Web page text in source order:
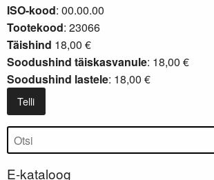
ISO-kood: 00.00.00
Tootekood: 23066
Täishind 18,00 €
Soodushind täiskasvanule: 18,00 €
Soodushind lastele: 18,00 €
Telli
Tootepuu
E-kataloog